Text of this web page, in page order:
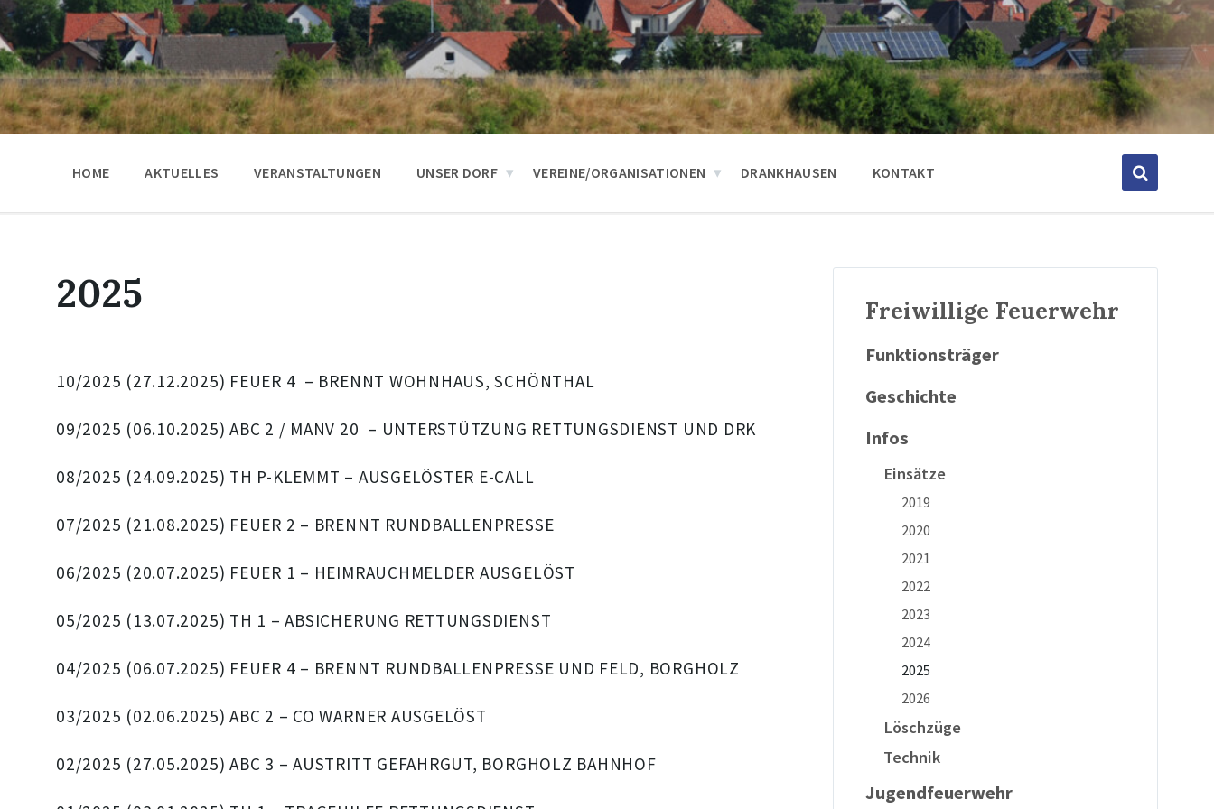
HOME AKTUELLES VERANSTALTUNGEN UNSER DORF VEREINE/ORGANISATIONEN DRANKHAUSEN KONTAKT
2025
10/2025 (27.12.2025) FEUER 4 – BRENNT WOHNHAUS, SCHÖNTHAL
09/2025 (06.10.2025) ABC 2 / MANV 20 – UNTERSTÜTZUNG RETTUNGSDIENST UND DRK
08/2025 (24.09.2025) TH P-KLEMMT – AUSGELÖSTER E-CALL
07/2025 (21.08.2025) FEUER 2 – BRENNT RUNDBALLENPRESSE
06/2025 (20.07.2025) FEUER 1 – HEIMRAUCHMELDER AUSGELÖST
05/2025 (13.07.2025) TH 1 – ABSICHERUNG RETTUNGSDIENST
04/2025 (06.07.2025) FEUER 4 – BRENNT RUNDBALLENPRESSE UND FELD, BORGHOLZ
03/2025 (02.06.2025) ABC 2 – CO WARNER AUSGELÖST
02/2025 (27.05.2025) ABC 3 – AUSTRITT GEFAHRGUT, BORGHOLZ BAHNHOF
Freiwillige Feuerwehr
Funktionsträger
Geschichte
Infos
Einsätze
2019
2020
2021
2022
2023
2024
2025
2026
Löschzüge
Technik
Jugendfeuerwehr